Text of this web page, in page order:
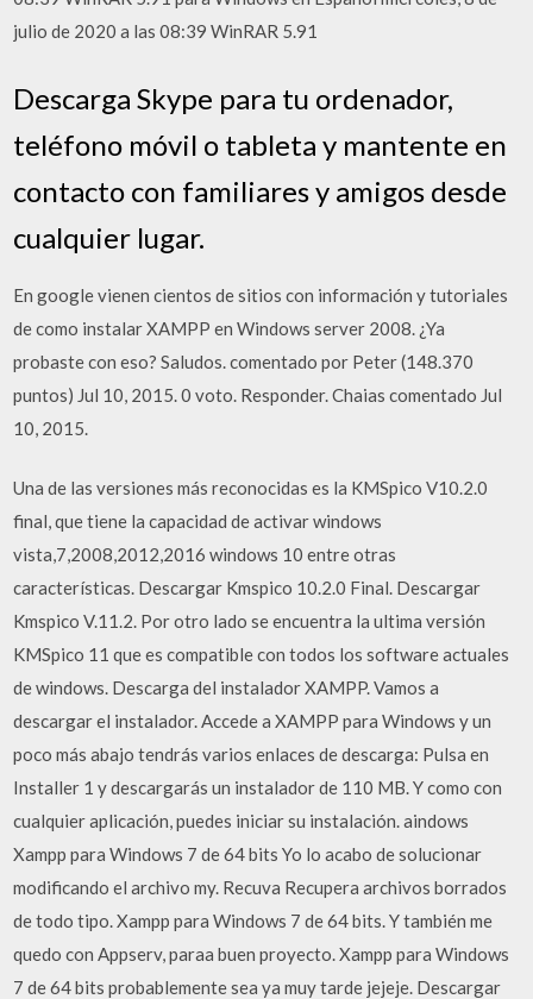
julio de 2020 a las 08:39 WinRAR 5.91
Descarga Skype para tu ordenador,
teléfono móvil o tableta y mantente en
contacto con familiares y amigos desde
cualquier lugar.
En google vienen cientos de sitios con información y tutoriales
de como instalar XAMPP en Windows server 2008. ¿Ya
probaste con eso? Saludos. comentado por Peter (148.370
puntos) Jul 10, 2015. 0 voto. Responder. Chaias comentado Jul
10, 2015.
Una de las versiones más reconocidas es la KMSpico V10.2.0
final, que tiene la capacidad de activar windows
vista,7,2008,2012,2016 windows 10 entre otras
características. Descargar Kmspico 10.2.0 Final. Descargar
Kmspico V.11.2. Por otro lado se encuentra la ultima versión
KMSpico 11 que es compatible con todos los software actuales
de windows. Descarga del instalador XAMPP. Vamos a
descargar el instalador. Accede a XAMPP para Windows y un
poco más abajo tendrás varios enlaces de descarga: Pulsa en
Installer 1 y descargarás un instalador de 110 MB. Y como con
cualquier aplicación, puedes iniciar su instalación. aindows
Xampp para Windows 7 de 64 bits Yo lo acabo de solucionar
modificando el archivo my. Recuva Recupera archivos borrados
de todo tipo. Xampp para Windows 7 de 64 bits. Y también me
quedo con Appserv, paraa buen proyecto. Xampp para Windows
7 de 64 bits probablemente sea ya muy tarde jejeje. Descargar